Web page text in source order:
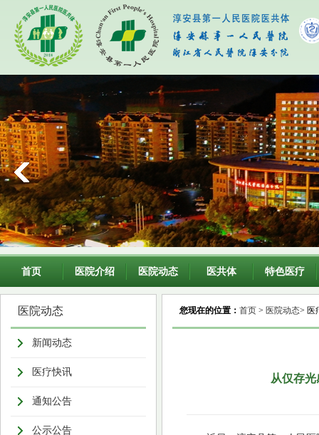
首页 医院介绍 医院动态 医共体 特色医疗
医院动态
新闻动态
医疗快讯
通知公告
公示公告
您现在的位置： 首页 > 医院动态> 医
从仅存